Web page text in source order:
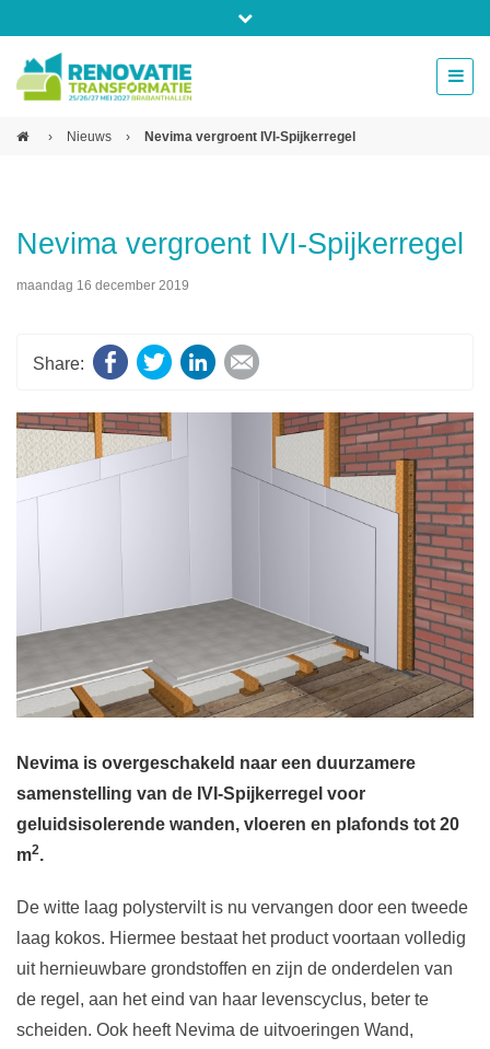
beurs@54events.nl
› Nieuws › Nevima vergroent IVI-Spijkerregel
Nevima vergroent IVI-Spijkerregel
maandag 16 december 2019
Facebook
Twitter LinkedIn
Nevima is overgeschakeld naar een duurzamere
samenstelling van de IVI-Spijkerregel voor
geluidsisolerende wanden, vloeren en plafonds tot 20
m2.
De witte laag polystervilt is nu vervangen door een tweede
laag kokos. Hiermee bestaat het product voortaan volledig
uit hernieuwbare grondstoffen en zijn de onderdelen van
de regel, aan het eind van haar levenscyclus, beter te
scheiden. Ook heeft Nevima de uitvoeringen Wand,